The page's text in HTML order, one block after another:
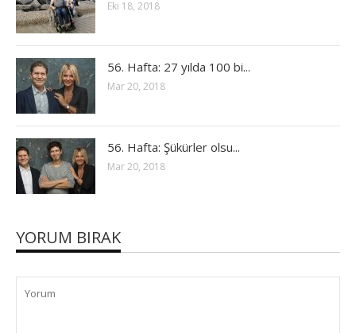
Eki 18, 2018
56. Hafta: 27 yılda 100 bi...
Mar 20, 2018
56. Hafta: Şükürler olsu...
Mar 20, 2018
YORUM BIRAK